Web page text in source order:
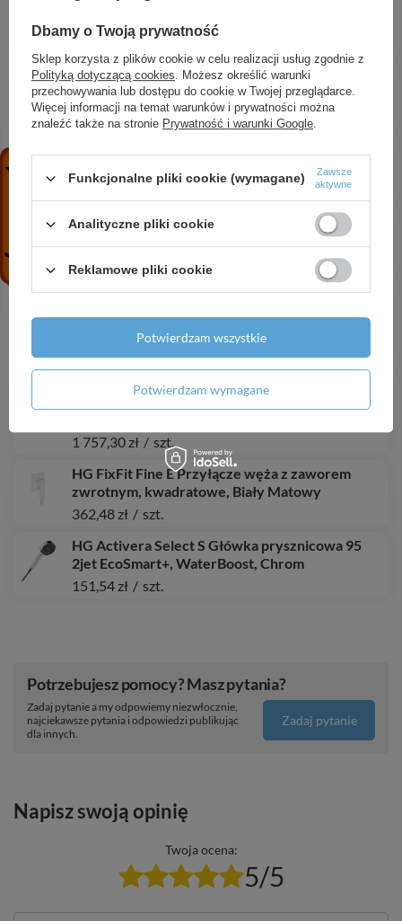
1000/480, szlifowana z otworem na baterię, bez
przelewu, SmartClean, Biały
AX Citterio C 3-otworowa bateria umywalkowa
125 z kompletem odpływowym z cięgłem, Chrom
2 116,34 zł / szt.
433,94 zł
szt.
HG Crometta S Komplet prysznicowy 240 1jet z
2 492,60 zł
szt.
AX Drain Element zewnętrzny odpływu
Chrom Szczotkowany
HG XtraStoris Individual Wnęka ścienna Czarny
Matowy z ozdobną ramką 300/150/100, Stal
1 757,30 zł / szt.
HG FixFit Fine E Przyłącze węża z zaworem
zwrotnym, kwadratowe, Biały Matowy
362,48 zł / szt.
HG Activera Select S Główka prysznicowa 95
2jet EcoSmart+, WaterBoost, Chrom
151,54 zł / szt.
Potrzebujesz pomocy? Masz pytania?
Zadaj pytanie a my odpowiemy niezwłocznie,
najciekawsze pytania i odpowiedzi publikując
dla innych.
Zadaj pytanie
Napisz swoją opinię
Twoja ocena:
5/5
Dbamy o Twoją prywatność
Sklep korzysta z plików cookie w celu realizacji usług zgodnie z
Polityką dotyczącą cookies. Możesz określić warunki
przechowywania lub dostępu do cookie w Twojej przeglądarce.
Więcej informacji na temat warunków i prywatności można
znaleźć także na stronie Prywatność i warunki Google.
Funkcjonalne pliki cookie (wymagane)
Zawsze
aktywne
Analityczne pliki cookie
Reklamowe pliki cookie
Potwierdzam wymagane
Potwierdzam wszystkie